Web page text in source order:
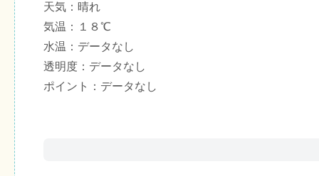
天気：晴れ
気温：１８℃
水温：データなし
透明度：データなし
ポイント：データなし